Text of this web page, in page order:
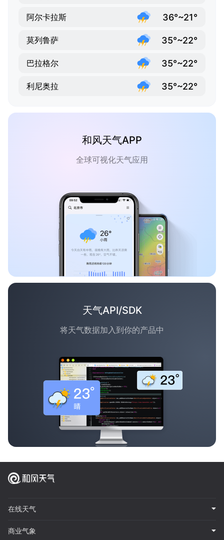
阿尔卡拉斯 36°~21°
莫列鲁萨 35°~22°
巴拉格尔 35°~22°
利尼奥拉 35°~22°
和风天气APP
全球可视化天气应用
天气API/SDK
将天气数据加入到你的产品中
在线天气
商业气象